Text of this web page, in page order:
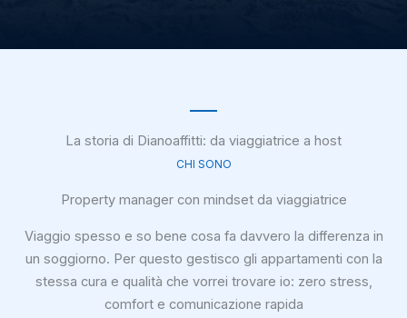
La storia di Dianoaffitti: da viaggiatrice a host
CHI SONO
Property manager con mindset da viaggiatrice
Viaggio spesso e so bene cosa fa davvero la differenza in
un soggiorno. Per questo gestisco gli appartamenti con la
stessa cura e qualità che vorrei trovare io: zero stress,
comfort e comunicazione rapida